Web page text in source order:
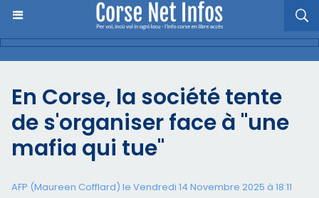
En Corse, la société tente
de s'organiser face à "une
mafia qui tue"
AFP (Maureen Cofflard) le Vendredi 14 Novembre 2025 à 18:11